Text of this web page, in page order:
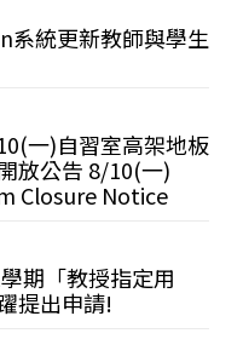
統更新教師與學生
一)自習室高架地板
放公告 8/10(一)
Closure Notice
期「教授指定用
提出申請!